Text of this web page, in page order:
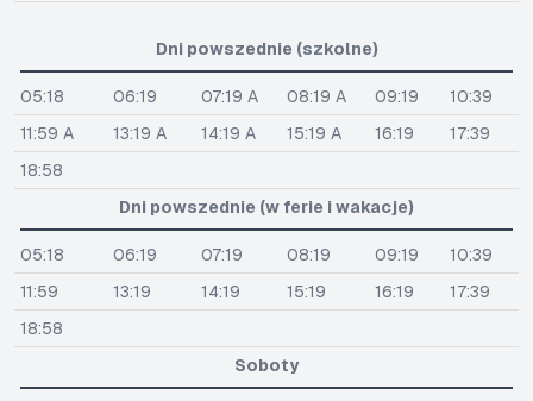
Dni powszednie (szkolne)
05:18 06:19 07:19 A 08:19 A 09:19
10:39
11:59 A
13:19 A 14:19 A 15:19 A 16:19
17:39
18:58
Dni powszednie (w ferie i wakacje)
05:18 06:19 07:19 08:19 09:19
10:39
11:59
13:19 14:19 15:19 16:19
17:39
18:58
Soboty